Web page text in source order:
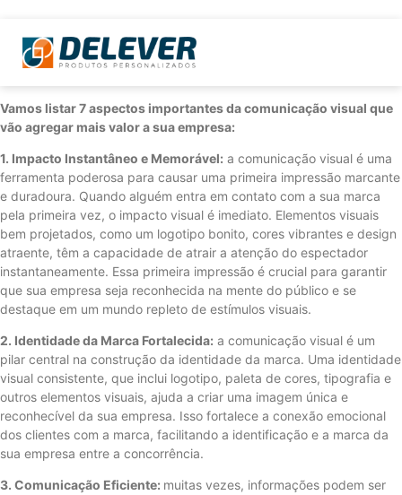
Vamos listar 7 aspectos importantes da comunicação visual que
vão agregar mais valor a sua empresa:
1. Impacto Instantâneo e Memorável: a comunicação visual é uma
ferramenta poderosa para causar uma primeira impressão marcante
e duradoura. Quando alguém entra em contato com a sua marca
pela primeira vez, o impacto visual é imediato. Elementos visuais
bem projetados, como um logotipo bonito, cores vibrantes e design
atraente, têm a capacidade de atrair a atenção do espectador
instantaneamente. Essa primeira impressão é crucial para garantir
que sua empresa seja reconhecida na mente do público e se
destaque em um mundo repleto de estímulos visuais.
2. Identidade da Marca Fortalecida: a comunicação visual é um
pilar central na construção da identidade da marca. Uma identidade
visual consistente, que inclui logotipo, paleta de cores, tipografia e
outros elementos visuais, ajuda a criar uma imagem única e
reconhecível da sua empresa. Isso fortalece a conexão emocional
dos clientes com a marca, facilitando a identificação e a marca da
sua empresa entre a concorrência.
3. Comunicação Eficiente: muitas vezes, informações podem ser